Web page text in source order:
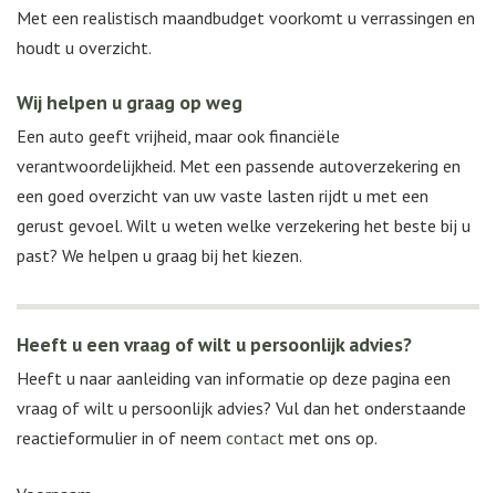
Met een realistisch maandbudget voorkomt u verrassingen en
houdt u overzicht.
Wij helpen u graag op weg
Een auto geeft vrijheid, maar ook financiële
verantwoordelijkheid. Met een passende autoverzekering en
een goed overzicht van uw vaste lasten rijdt u met een
gerust gevoel. Wilt u weten welke verzekering het beste bij u
past? We helpen u graag bij het kiezen.
Heeft u een vraag of wilt u persoonlijk advies?
Heeft u naar aanleiding van informatie op deze pagina een
vraag of wilt u persoonlijk advies? Vul dan het onderstaande
reactieformulier in of neem contact met ons op.